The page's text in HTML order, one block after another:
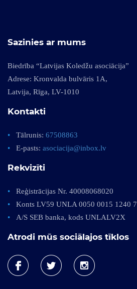
Sazinies ar mums
Biedrība “Latvijas Koledžu asociācija”
Adrese: Kronvalda bulvāris 1A,
Latvija, Rīga, LV-1010
Kontakti
Tālrunis: 67508863
E-pasts: asociacija@inbox.lv
Rekvizīti
Reģistrācijas Nr. 40008068020
Konts LV59 UNLA 0050 0015 1240 7
A/S SEB banka, kods UNLALV2X
Atrodi mūs sociālajos tīklos